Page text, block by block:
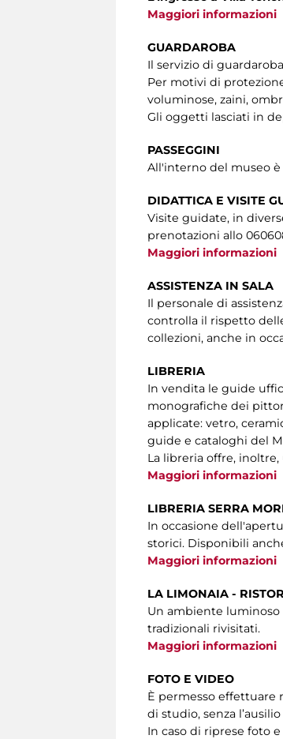
Maggiori informazioni
GUARDAROBA
Il servizio di
Per motivi di
voluminose, zaini,
Gli oggetti lasciati in
PASSEGGINI
All'interno del museo
DIDATTICA E VISITE
Visite guidate, in
prenotazioni allo
Maggiori informazioni
ASSISTENZA IN SALA
Il personale di
controlla il rispetto
collezioni, anche in
LIBRERIA
In vendita le guide
monografiche dei
applicate: vetro,
guide e cataloghi del
La libreria offre,
Maggiori informazioni
LIBRERIA SERRA
In occasione
storici. Disponibili
Maggiori informazioni
LA LIMONAIA -
Un ambiente luminoso
tradizionali rivisitati.
Maggiori informazioni
FOTO E VIDEO
È permesso effettuare
di studio, senza
In caso di riprese foto